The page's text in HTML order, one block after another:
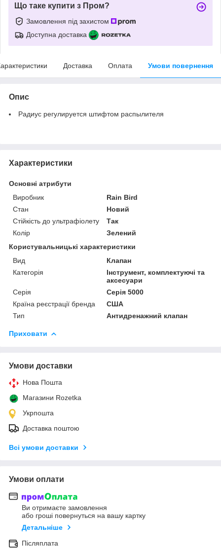
Що таке купити з Пром?
Замовлення під захистом
Доступна доставка
Доставка Оплата Умови повернення
Опис
Радиус регулируется штифтом распылителя
Характеристики
Основні атрибути
Виробник
Rain Bird
Стан
Новий
Стійкість до ультрафіолету
Так
Колір
Зелений
Користувальницькі характеристики
Вид
Клапан
Категорія
Інструмент, комплектуючі та
аксесуари
Серія
Серія 5000
Країна реєстрації бренда
США
Тип
Антидренажний клапан
Приховати
Умови доставки
Нова Пошта
Магазини Rozetka
Укрпошта
Доставка поштою
Всі умови доставки
Умови оплати
Ви отримаєте замовлення
або гроші повернуться на вашу картку
Детальніше
Післяплата